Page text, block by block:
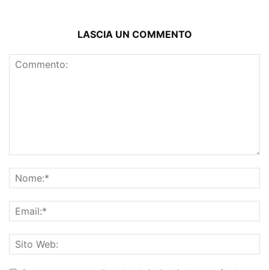
LASCIA UN COMMENTO